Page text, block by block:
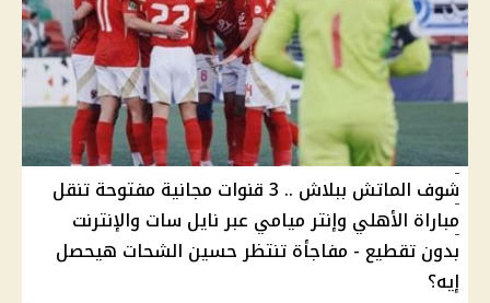
شوف الماتش ببلاش .. 3 قنوات مجانية مفتوحة تنقل
مباراة الأهلي وإنتر ميامي عبر نايل سات والإنترنت
بدون تقطيع - مفاجأة تنتظر حسين الشحات هيحصل
إيه؟